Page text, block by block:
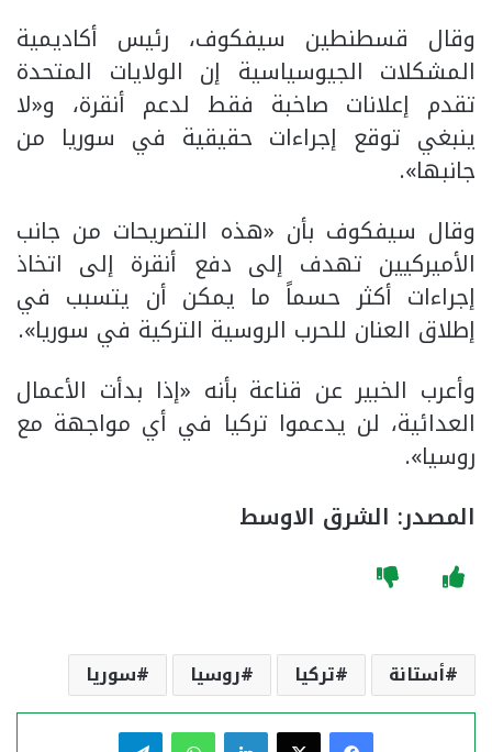
وقال قسطنطين سيفكوف، رئيس أكاديمية
المشكلات الجيوسياسية إن الولايات المتحدة
تقدم إعلانات صاخبة فقط لدعم أنقرة، و«لا
ينبغي توقع إجراءات حقيقية في سوريا من
جانبها».
وقال سيفكوف بأن «هذه التصريحات من جانب
الأميركيين تهدف إلى دفع أنقرة إلى اتخاذ
إجراءات أكثر حسماً ما يمكن أن يتسبب في
إطلاق العنان للحرب الروسية التركية في سوريا».
وأعرب الخبير عن قناعة بأنه «إذا بدأت الأعمال
العدائية، لن يدعموا تركيا في أي مواجهة مع
روسيا».
المصدر: الشرق الاوسط
أستانة تركيا روسيا سوريا
فيسبوك لينكدإن واتساب